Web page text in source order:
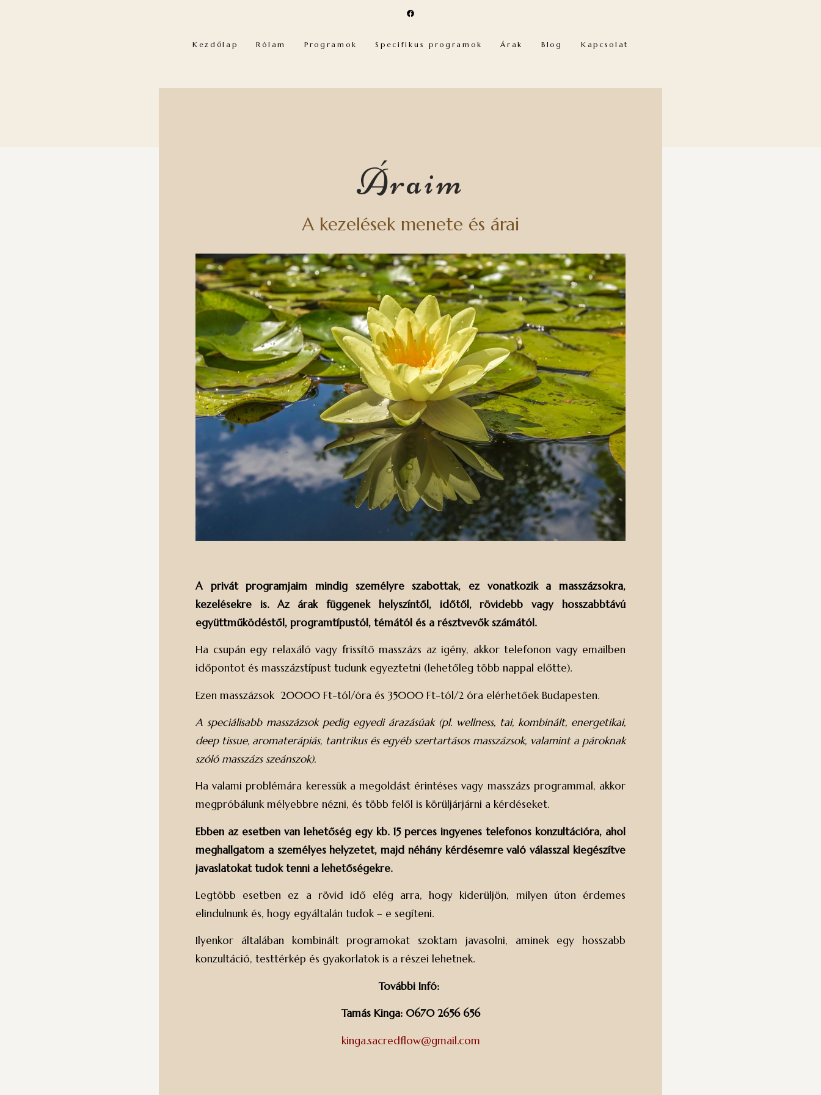
Kezdőlap Rólam Programok Specifikus programok Árak Blog Kapcsolat
Áraim
A kezelések menete és árai
A privát programjaim mindig személyre szabottak, ez vonatkozik a masszázsokra,
kezelésekre is. Az árak függenek helyszíntől, időtől, rövidebb vagy hosszabbtávú
együttműködéstől, programtípustól, témától és a résztvevők számától.
Ha csupán egy relaxáló vagy frissítő masszázs az igény, akkor telefonon vagy emailben
időpontot és masszázstípust tudunk egyeztetni (lehetőleg több nappal előtte).
Ezen masszázsok 20000 Ft-tól/óra és 35000 Ft-tól/2 óra elérhetőek Budapesten.
A speciálisabb masszázsok pedig egyedi árazásúak (pl. wellness, tai, kombinált, energetikai,
deep tissue, aromaterápiás, tantrikus és egyéb szertartásos masszázsok, valamint a pároknak
szóló masszázs szeánszok).
Ha valami problémára keressük a megoldást érintéses vagy masszázs programmal, akkor
megpróbálunk mélyebbre nézni, és több felől is körüljárjárni a kérdéseket.
Ebben az esetben van lehetőség egy kb. 15 perces ingyenes telefonos konzultációra, ahol
meghallgatom a személyes helyzetet, majd néhány kérdésemre való válasszal kiegészítve
javaslatokat tudok tenni a lehetőségekre.
Legtöbb esetben ez a rövid idő elég arra, hogy kiderüljön, milyen úton érdemes
elindulnunk és, hogy egyáltalán tudok – e segíteni.
Ilyenkor általában kombinált programokat szoktam javasolni, aminek egy hosszabb
konzultáció, testtérkép és gyakorlatok is a részei lehetnek.
További Infó:
Tamás Kinga: 0670 2656 656
kinga.sacredflow@gmail.com